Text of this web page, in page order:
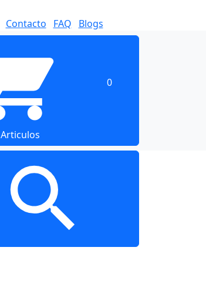
Contacto FAQ Blogs
0
Articulos